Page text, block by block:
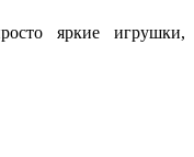
яркие игрушки,